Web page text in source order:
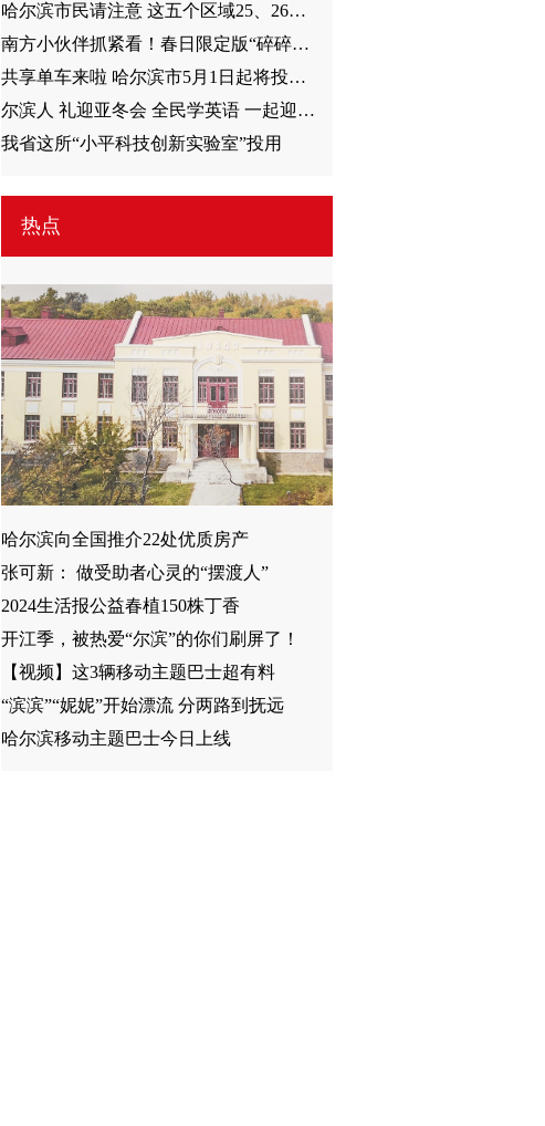
哈尔滨市民请注意 这五个区域25、26日停水
南方小伙伴抓紧看！春日限定版“碎碎冰”上线啦
共享单车来啦 哈尔滨市5月1日起将投放4万辆
尔滨人 礼迎亚冬会 全民学英语 一起迎亚冬
我省这所“小平科技创新实验室”投用
热点
哈尔滨向全国推介22处优质房产
张可新： 做受助者心灵的“摆渡人”
2024生活报公益春植150株丁香
开江季，被热爱“尔滨”的你们刷屏了！
【视频】这3辆移动主题巴士超有料
“滨滨”“妮妮”开始漂流 分两路到抚远
哈尔滨移动主题巴士今日上线